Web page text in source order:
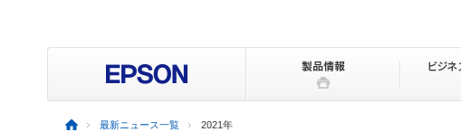
最新ニュース一覧 2021年